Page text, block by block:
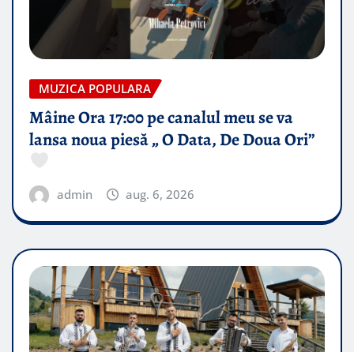
MUZICA POPULARA
Mâine Ora 17:00 pe canalul meu se va
lansa noua piesă „ O Data, De Doua Ori”
admin aug. 6, 2026